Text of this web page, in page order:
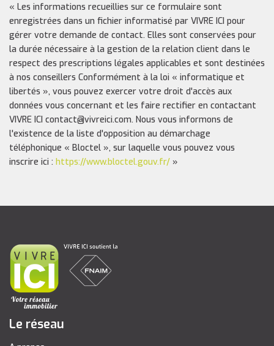
« Les informations recueillies sur ce formulaire sont
enregistrées dans un fichier informatisé par VIVRE ICI pour
gérer votre demande de contact. Elles sont conservées pour
la durée nécessaire à la gestion de la relation client dans le
respect des prescriptions légales applicables et sont destinées
à nos conseillers Conformément à la loi « informatique et
libertés », vous pouvez exercer votre droit d'accès aux
données vous concernant et les faire rectifier en contactant
VIVRE ICI contact@vivreici.com. Nous vous informons de
l'existence de la liste d'opposition au démarchage
téléphonique « Bloctel », sur laquelle vous pouvez vous
inscrire ici : https://www.bloctel.gouv.fr/ »
Le réseau